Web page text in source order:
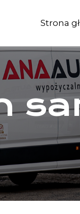
Strona